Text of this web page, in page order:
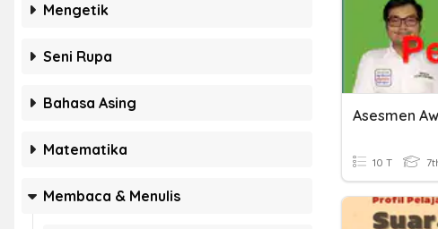
Mengetik
Seni Rupa
Bahasa Asing
Matematika
Membaca & Menulis
10 T